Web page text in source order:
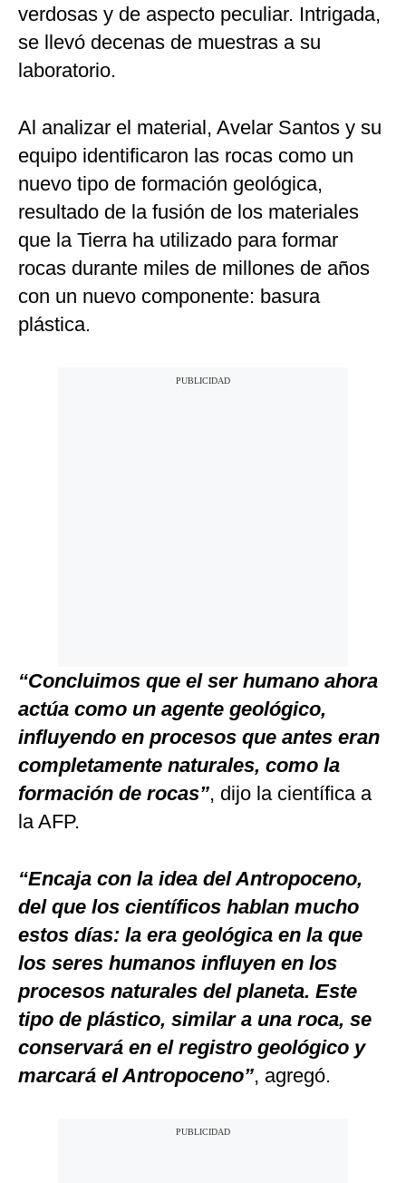
verdosas y de aspecto peculiar. Intrigada,
se llevó decenas de muestras a su
laboratorio.
Al analizar el material, Avelar Santos y su
equipo identificaron las rocas como un
nuevo tipo de formación geológica,
resultado de la fusión de los materiales
que la Tierra ha utilizado para formar
rocas durante miles de millones de años
con un nuevo componente: basura
plástica.
“Concluimos que el ser humano ahora
actúa como un agente geológico,
influyendo en procesos que antes eran
completamente naturales, como la
formación de rocas”, dijo la científica a
la AFP.
“Encaja con la idea del Antropoceno,
del que los científicos hablan mucho
estos días: la era geológica en la que
los seres humanos influyen en los
procesos naturales del planeta. Este
tipo de plástico, similar a una roca, se
conservará en el registro geológico y
marcará el Antropoceno”, agregó.